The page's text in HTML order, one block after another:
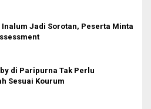
Inalum Jadi Sorotan, Peserta Minta
di Paripurna Tak Perlu
Sesuai Kourum